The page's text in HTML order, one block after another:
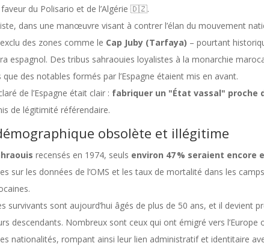
du Polisario et de l’Algérie 🇩🇿.
dans une manœuvre visant à contrer l’élan du mouvement
des zones comme le Cap Juby (Tarfaya) – pourtant
espagnol. Des tribus sahraouies loyalistes à la monarchie
des notables formés par l’Espagne étaient mis en avant.
de l’Espagne était clair : fabriquer un "État vassal" proche
de légitimité référendaire.
obsolète et illégitime
recensés en 1974, seuls environ 47 % seraient encore
sur les données de l’OMS et les taux de mortalité dans les
survivants sont aujourd’hui âgés de plus de 50 ans, et il devient
descendants. Nombreux sont ceux qui ont émigré vers l’Europe
nationalités, rompant ainsi leur lien administratif et identitaire